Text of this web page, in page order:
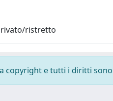
ristretto
copyright e tutti i diritti